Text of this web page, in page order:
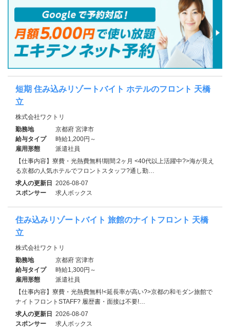
短期 住み込みリゾートバイト ホテルのフロント 天橋
立
株式会社ワクトリ
勤務地
京都府 宮津市
給与タイプ
時給1,200円～
雇用形態
派遣社員
【仕事内容】寮費・光熱費無料!期間:2ヶ月 <40代以上活躍中?>海が見え
る京都の人気ホテルでフロントスタッフ?通し勤…
求人の更新日 2026-08-07
スポンサー
求人ボックス
住み込みリゾートバイト 旅館のナイトフロント 天橋
立
株式会社ワクトリ
勤務地
京都府 宮津市
給与タイプ
時給1,300円～
雇用形態
派遣社員
【仕事内容】寮費・光熱費無料!<延長率が高い?>京都の和モダン旅館で
ナイトフロントSTAFF? 履歴書・面接は不要!…
求人の更新日 2026-08-07
スポンサー
求人ボックス